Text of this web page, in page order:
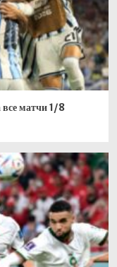
все матчи 1/8